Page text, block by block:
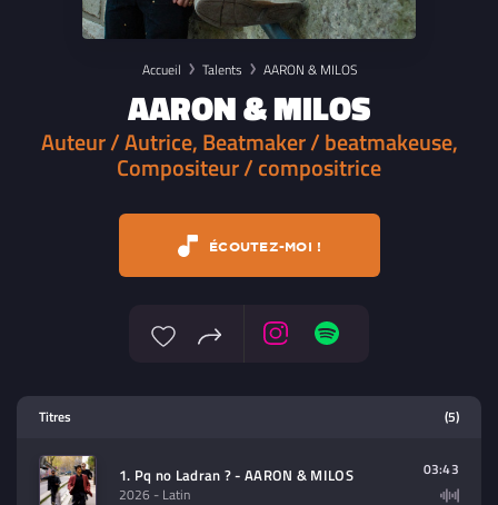
Accueil Talents AARON & MILOS
AARON & MILOS
Auteur / Autrice, Beatmaker / beatmakeuse,
Compositeur / compositrice
ÉCOUTEZ-MOI !
contenu à lire (audio/video)
Titres (5)
1. Pq no Ladran ? - AARON & MILOS
2026 - Latin
03:43